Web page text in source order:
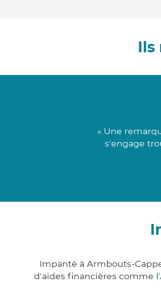
Ils
« Une
s'engage
Impanté à Armbouts-
d'aides financières comme